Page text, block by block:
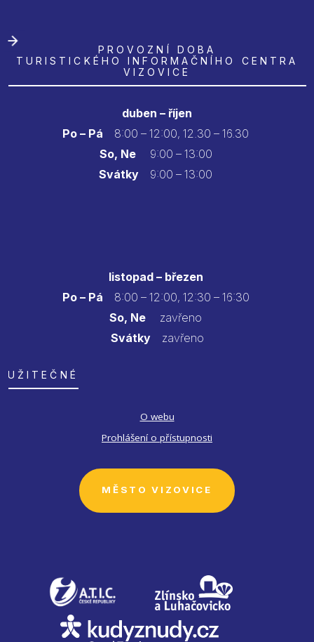
PROVOZNÍ DOBA
TURISTICKÉHO INFORMAČNÍHO CENTRA
VIZOVICE
duben – říjen
Po – Pá
8:00 – 12:00, 12.30 – 16.30
So, Ne9:00 – 13:00
Svátky 9:00 – 13:00
listopad – březen
Po – Pá 8:00 – 12:00, 12:30 – 16:30
So, Ne zavřeno
Svátkyzavřeno
UŽITEČNÉ
O webu
Prohlášení o přístupnosti
MĚSTO VIZOVICE